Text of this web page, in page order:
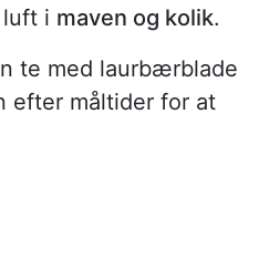
luft i maven og kolik.
te med laurbærblade
efter måltider for at